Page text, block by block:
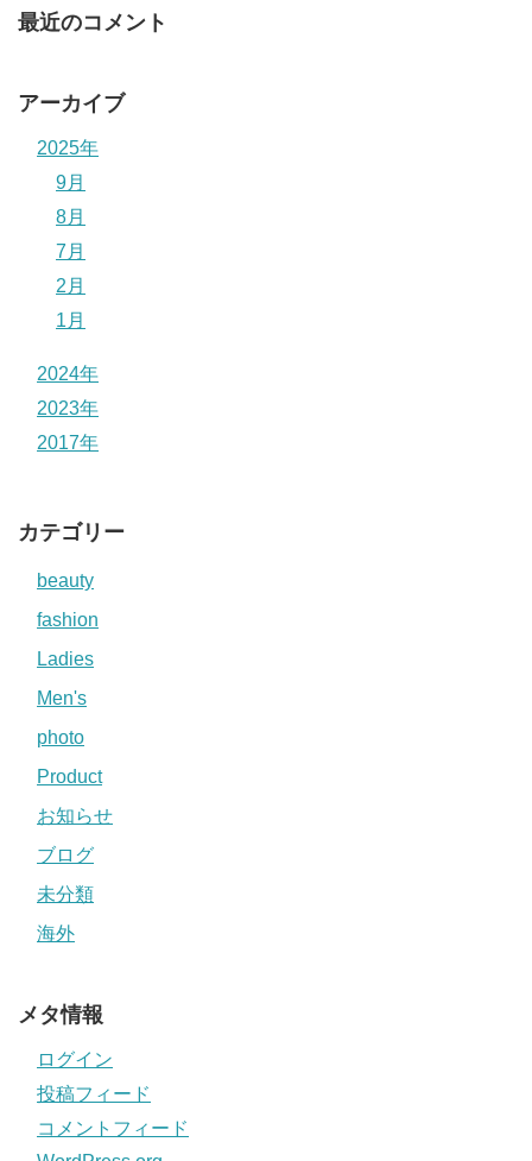
最近のコメント
アーカイブ
2025年
9月
8月
7月
2月
1月
2024年
2023年
2017年
カテゴリー
beauty
fashion
Ladies
Men's
photo
Product
お知らせ
ブログ
未分類
海外
メタ情報
ログイン
投稿フィード
コメントフィード